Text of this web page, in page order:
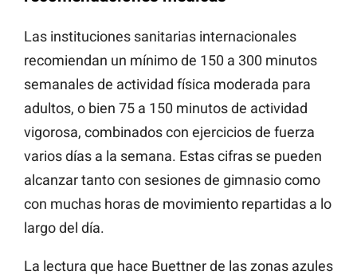
Las instituciones sanitarias internacionales
recomiendan un mínimo de 150 a 300 minutos
semanales de actividad física moderada para
adultos, o bien 75 a 150 minutos de actividad
vigorosa, combinados con ejercicios de fuerza
varios días a la semana. Estas cifras se pueden
alcanzar tanto con sesiones de gimnasio como
con muchas horas de movimiento repartidas a lo
largo del día.
La lectura que hace Buettner de las zonas azules